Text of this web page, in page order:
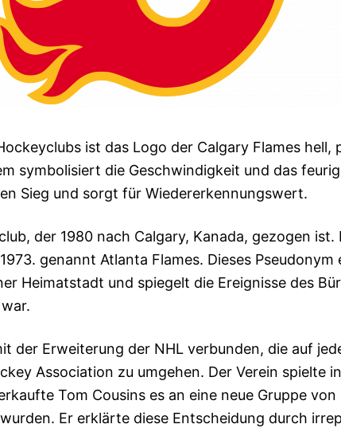
ist das Logo der Calgary Flames hell,
symbolisiert die Geschwindigkeit und das
Sieg und sorgt für Wiedererkennungswert.
der 1980 nach Calgary, Kanada, gezogen ist.
genannt Atlanta Flames. Dieses Pseudonym
Heimatstadt und spiegelt die Ereignisse des
der Erweiterung der NHL verbunden, die auf
Association zu umgehen. Der Verein spielte
Tom Cousins ​​es an eine neue Gruppe
Er erklärte diese Entscheidung durch